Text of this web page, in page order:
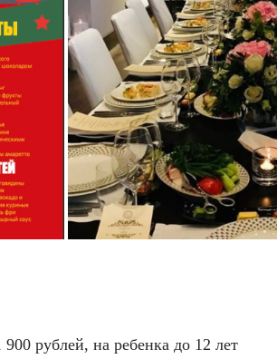
рублей, на ребенка до 12 лет